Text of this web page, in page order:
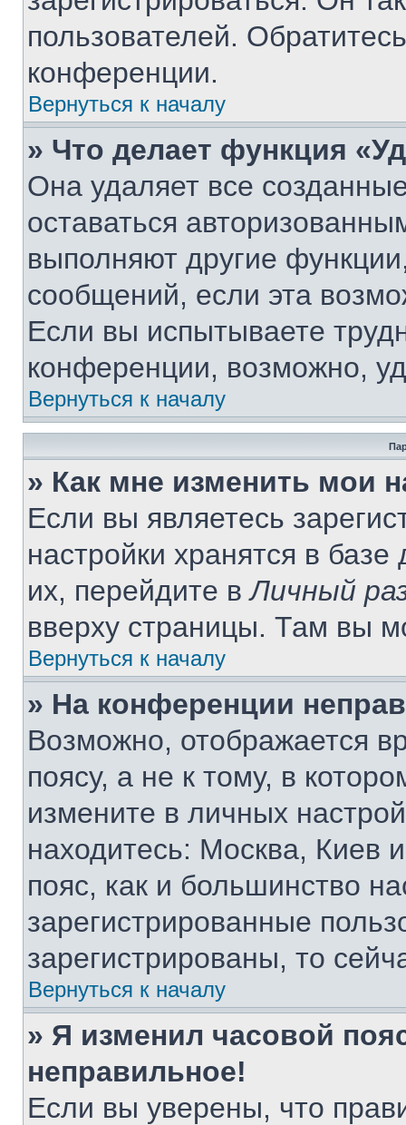
пользователей.
конференции.
Вернуться к началу
» Что делает функция
Она удаляет все
оставаться
выполняют другие
сообщений, если эта
Если вы испытываете
конференции, возможно,
Вернуться к началу
» Как мне изменить мои
Если вы являетесь
настройки хранятся в
их, перейдите вЛичный
вверху страницы. Там вы
Вернуться к началу
» На конференции
Возможно, отображается
поясу, а не к тому, в
измените в личных
находитесь: Москва, Киев
пояс, как и большинство
зарегистрированные
зарегистрированы, то
Вернуться к началу
» Я изменил часовой
неправильное!
Если вы уверены, что